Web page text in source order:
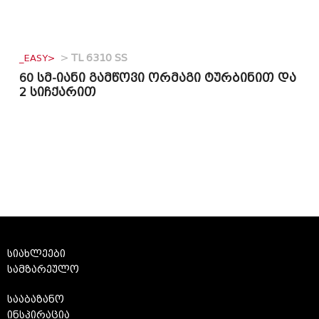
_EASY> > TL 6310 SS
60 სმ-იანი გამწოვი ორმაგი ტურბინით და
2 სიჩქარით
სიახლეები
სამზარეულო
სააბაზანო
ინსპირაცია